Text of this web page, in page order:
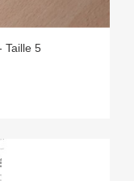
Taille 5